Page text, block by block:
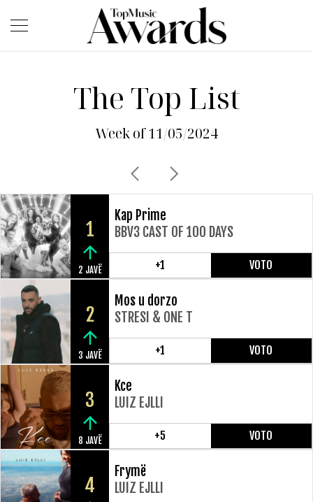
The Top List
Week of 11/05/2024
1
2 JAVË
Kap Prime
BBV3 CAST OF 100 DAYS
+1 VOTO
2
3 JAVË
Mos u dorzo
STRESI & ONE T
+1 VOTO
3
8 JAVË
Kce
LUIZ EJLLI
+5 VOTO
4
Frymë
LUIZ EJLLI